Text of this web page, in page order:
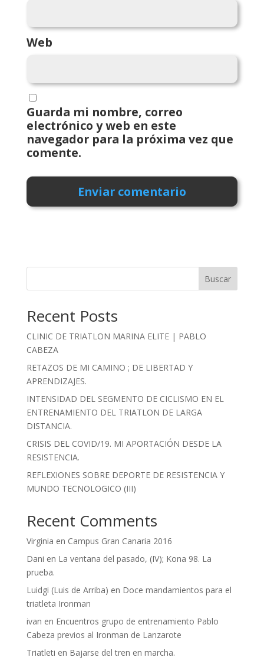
Web
Guarda mi nombre, correo
electrónico y web en este
navegador para la próxima vez que
comente.
Buscar
Recent Posts
CLINIC DE TRIATLON MARINA ELITE | PABLO
CABEZA
RETAZOS DE MI CAMINO ; DE LIBERTAD Y
APRENDIZAJES.
INTENSIDAD DEL SEGMENTO DE CICLISMO EN EL
ENTRENAMIENTO DEL TRIATLON DE LARGA
DISTANCIA.
CRISIS DEL COVID/19. MI APORTACIÓN DESDE LA
RESISTENCIA.
REFLEXIONES SOBRE DEPORTE DE RESISTENCIA Y
MUNDO TECNOLOGICO (III)
Recent Comments
Virginia en Campus Gran Canaria 2016
Dani en La ventana del pasado, (IV); Kona 98. La
prueba.
Luidgi (Luis de Arriba) en Doce mandamientos para el
triatleta Ironman
ivan en Encuentros grupo de entrenamiento Pablo
Cabeza previos al Ironman de Lanzarote
Triatleti en Bajarse del tren en marcha.